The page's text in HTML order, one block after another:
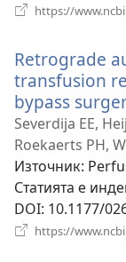
https://
Retrograde
transfusion
bypass
Severdija EE,
Roekaerts PH,
Източник‎:
Статията е
DOI‎: 10.1177/
https://